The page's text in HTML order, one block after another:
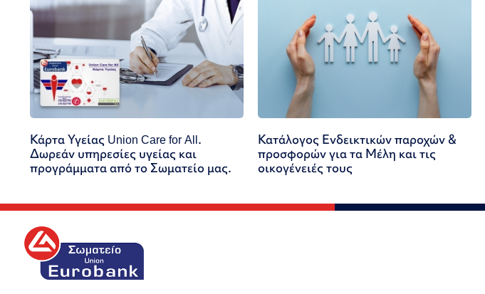
Κάρτα Υγείας Union Care for All.
Δωρεάν υπηρεσίες υγείας και
προγράμματα από το Σωματείο μας.
Κατάλογος Ενδεικτικών παροχών &
προσφορών για τα Μέλη και τις
οικογένειές τους